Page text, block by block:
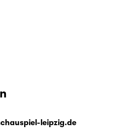
leipzig.de